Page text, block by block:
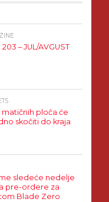
203 – JUL/AVGUST
matičnih ploča će
skočiti do kraja
sledeće nedelje
pre-ordere za
Blade Zero